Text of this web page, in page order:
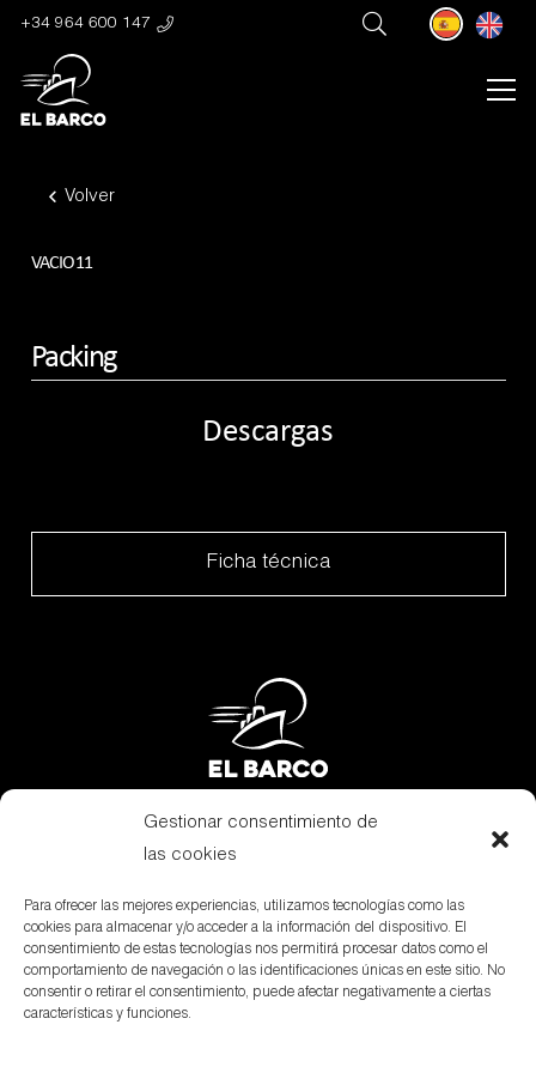
Gestionar consentimiento de
las cookies
Para ofrecer las mejores experiencias, utilizamos tecnologías como las
cookies para almacenar y/o acceder a la información del dispositivo. El
consentimiento de estas tecnologías nos permitirá procesar datos como el
comportamiento de navegación o las identificaciones únicas en este sitio. No
consentir o retirar el consentimiento, puede afectar negativamente a ciertas
características y funciones.
+34 964 600 147
Volver
VACIO11
Packing
Descargas
Ficha técnica
Subvenciones
Aviso Legal
Política de privacidad